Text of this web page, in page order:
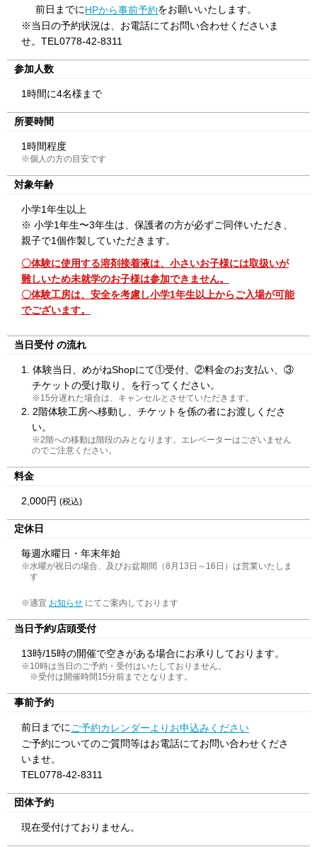
前日までにHPから事前予約をお願いいたします。
※当日の予約状況は、お電話にてお問い合わせくださいま
せ。TEL0778-42-8311
参加人数
1時間に4名様まで
所要時間
1時間程度
※個人の方の目安です
対象年齢
小学1年生以上
※ 小学1年生〜3年生は、保護者の方が必ずご同伴いただき、
親子で1個作製していただきます。
〇体験に使用する溶剤接着液は、小さいお子様には取扱いが
難しいため未就学のお子様は参加できません。
〇体験工房は、安全を考慮し小学1年生以上からご入場が可能
でございます。
当日受付の流れ
1. 体験当日、めがねShopにて①受付、②料金のお支払い、③
チケットの受け取り、を行ってください。
※15分遅れた場合は、キャンセルとさせていただきます。
2. 2階体験工房へ移動し、チケットを係の者にお渡しくださ
い。
※2階への移動は階段のみとなります。エレベーターはございません
のでご注意ください。
料金
2,000円 (税込)
定休日
毎週水曜日・年末年始
※水曜が祝日の場合、及びお盆期間（8月13日～16日）は営業いたしま
す
※適宜 お知らせ にてご案内しております
当日予約/店頭受付
13時/15時の開催で空きがある場合にお承りしております。
※10時は当日のご予約・受付はいたしておりません。
※受付は開催時間15分前までとなります。
事前予約
前日までにご予約カレンダーよりお申込みください
ご予約についてのご質問等はお電話にてお問い合わせくださ
いませ。
TEL0778-42-8311
団体予約
現在受付けておりません。